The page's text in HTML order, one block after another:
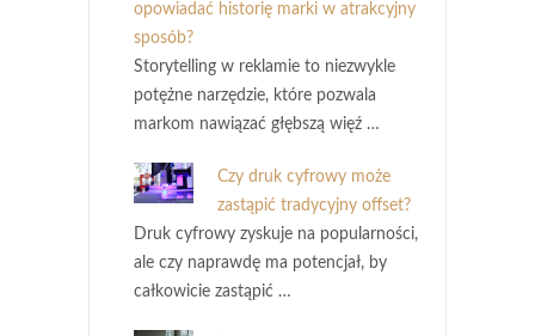
opowiadać historię marki w atrakcyjny
sposób?
Storytelling w reklamie to niezwykle
potężne narzędzie, które pozwala
markom nawiązać głębszą więź …
Czy druk cyfrowy może
zastąpić tradycyjny offset?
Druk cyfrowy zyskuje na popularności,
ale czy naprawdę ma potencjał, by
całkowicie zastąpić …